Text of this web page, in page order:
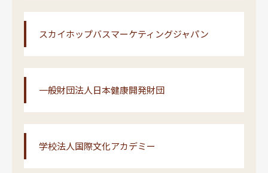
スカイホップバスマーケティングジャパン
一般財団法人日本健康開発財団
学校法人国際文化アカデミー